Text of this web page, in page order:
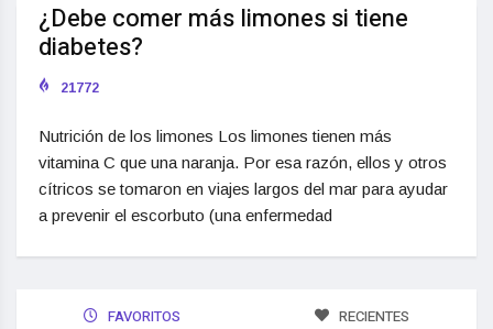
¿Debe comer más limones si tiene
diabetes?
21772
Nutrición de los limones Los limones tienen más
vitamina C que una naranja. Por esa razón, ellos y otros
cítricos se tomaron en viajes largos del mar para ayudar
a prevenir el escorbuto (una enfermedad
FAVORITOS RECIENTES